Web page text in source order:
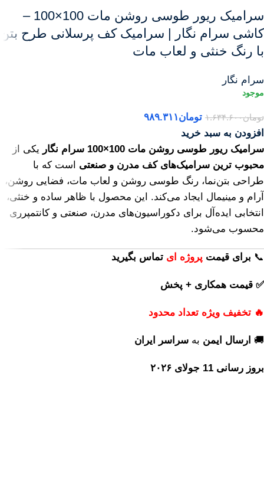
سرامیک ریور طوسی روشن مات 100×100 –
کاشی سرام نگار | سرامیک کف پرسلانی طرح بتن
با رنگ خنثی و لعاب مات
سرام نگار
تومان۱.۶۳۴.۶۰۰ تومان۹۸۹.۳۱۱
افزودن به سبد خرید
سرامیک ریور طوسی روشن مات 100×100 سرام نگار
یکی از
محبوب ترین سرامیک‌های کف مدرن و صنعتی است که با
طراحی بتن‌نما، رنگ طوسی روشن و لعاب مات، فضایی روشن،
آرام و مینیمال ایجاد می‌کند. این محصول با ظاهر ساده و خنثی،
انتخابی ایده‌آل برای دکوراسیون‌های مدرن، صنعتی و کانتمپرری
محسوب می‌شود.
📞 برای قیمت پروژه ای تماس بگیرید
✅ قیمت همکاری + پخش
🔥 تخفیف ویژه تعداد محدود
🚚 ارسال ایمن به سراسر ایران
بروز رسانی 11 جولای ۲۰۲۶